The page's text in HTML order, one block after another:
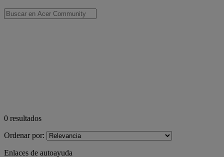
0 resultados
Ordenar por:
Enlaces de autoayuda